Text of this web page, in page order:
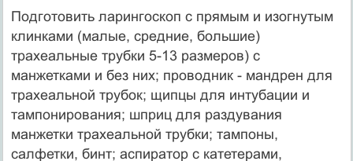
Подготовить ларингоскоп с прямым и изогнутым
клинками (малые, средние, большие)
трахеальные трубки 5-13 размеров) с
манжетками и без них; проводник - мандрен для
трахеальной трубок; щипцы для интубации и
тампонирования; шприц для раздувания
манжетки трахеальной трубки; тампоны,
салфетки, бинт; аспиратор с катетерами,